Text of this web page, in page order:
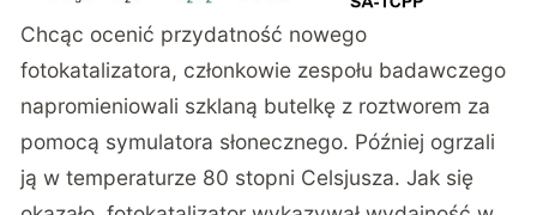
Chcąc ocenić przydatność nowego
fotokatalizatora, członkowie zespołu badawczego
napromieniowali szklaną butelkę z roztworem za
pomocą symulatora słonecznego. Później ogrzali
ją w temperaturze 80 stopni Celsjusza. Jak się